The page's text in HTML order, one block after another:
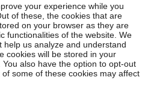
your experience while you
of these, the cookies that are
on your browser as they are
functionalities of the website. We
us analyze and understand
cookies will be stored in your
also have the option to opt-out
some of these cookies may affect